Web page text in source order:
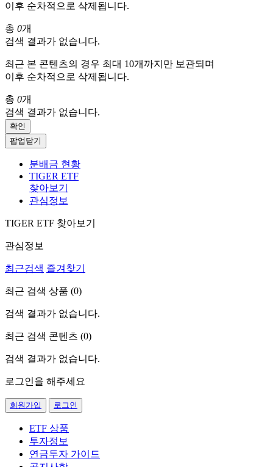
이후 순차적으로 삭제됩니다.
총 0개
검색 결과가 없습니다.
최근 본 콘텐츠의 경우 최대 10개까지만 보관되며
이후 순차적으로 삭제됩니다.
총 0개
검색 결과가 없습니다.
확인
팝업닫기
분배금 현황
TIGER ETF
찾아보기
관심정보
TIGER ETF 찾아보기
관심정보
최근검색 즐겨찾기
최근 검색 상품 (0)
검색 결과가 없습니다.
최근 검색 콘텐츠 (0)
검색 결과가 없습니다.
로그인을 해주세요
회원가입 로그인
ETF 상품
투자정보
연금투자 가이드